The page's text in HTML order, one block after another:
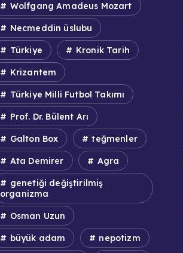
Wolfgang Amadeus Mozart
Necmeddin üslubu
Türkiye Kronik Tarih
Krizantem
Türkiye Milli Futbol Takımı
Prof. Dr. Bülent Arı
Galton Box teğmenler
Ata Demirer Agra
genetiği değiştirilmiş
organizma
Osman Uzun
büyük adam nepotizm